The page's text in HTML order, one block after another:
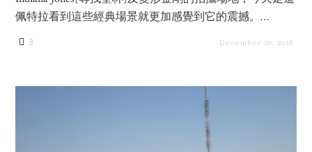
佩特拉看到這些經典場景就更加感覺到它的震撼。…
3 December 20, 2016